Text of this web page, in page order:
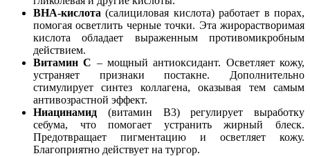
BHA-кислота (салициловая кислота) работает в порах,
помогая осветлить черные точки. Эта жирорастворимая
кислота обладает выраженным противомикробным
действием.
Витамин C – мощный антиоксидант. Осветляет кожу,
устраняет признаки постакне. Дополнительно
стимулирует синтез коллагена, оказывая тем самым
антивозрастной эффект.
Ниацинамид (витамин B3) регулирует выработку
себума, что помогает устранить жирный блеск.
Предотвращает пигментацию и осветляет кожу.
Благоприятно действует на тургор.